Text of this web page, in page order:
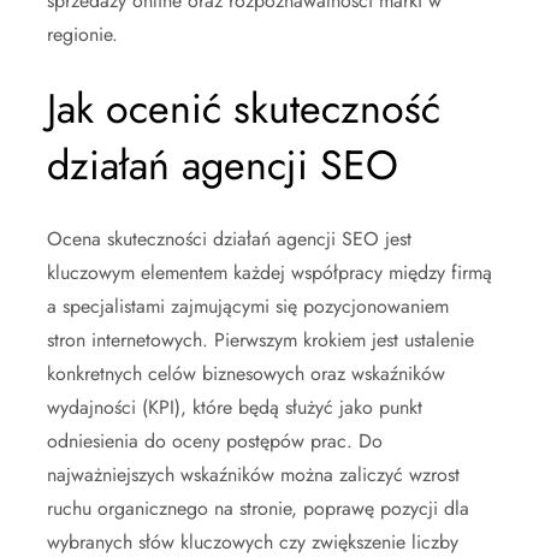
regionie.
Jak ocenić skuteczność
działań agencji SEO
Ocena skuteczności działań agencji SEO jest
kluczowym elementem każdej współpracy między firmą
a specjalistami zajmującymi się pozycjonowaniem
stron internetowych. Pierwszym krokiem jest ustalenie
konkretnych celów biznesowych oraz wskaźników
wydajności (KPI), które będą służyć jako punkt
odniesienia do oceny postępów prac. Do
najważniejszych wskaźników można zaliczyć wzrost
ruchu organicznego na stronie, poprawę pozycji dla
wybranych słów kluczowych czy zwiększenie liczby